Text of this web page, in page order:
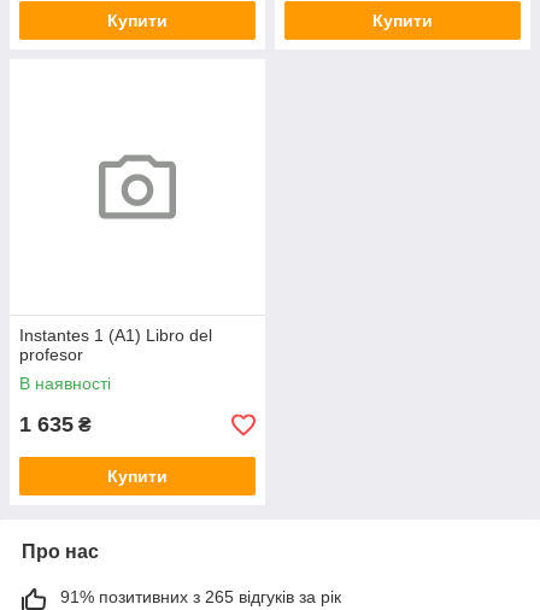
Купити Купити
Instantes 1 (A1) Libro del
profesor
В наявності
1 635 ₴
Купити
Про нас
91% позитивних з 265 відгуків за рік